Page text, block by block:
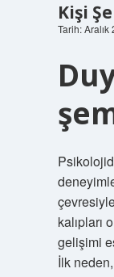
Kişi
Tarih: Aralık
kalıpları
gelişimi
İlk